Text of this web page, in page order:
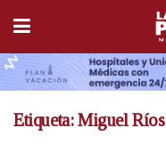
Etiqueta:Miguel Ríos